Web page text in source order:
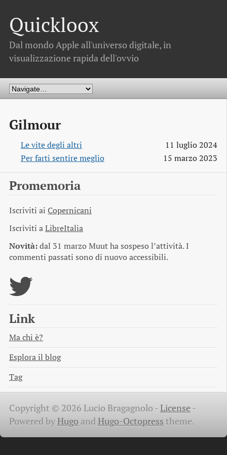
Quickloox
Dal mondo Apple all'universo digitale, in
visualizzazione rapida dell'ovvio
Gilmour
Le vite degli altri
11 luglio 2024
Per farti sentire meglio
15 marzo 2023
Promemoria
Iscriviti ai Copernicani
Iscriviti aLibreItalia
Novità:dal 31 marzo Muut ha sospeso l’attività. I
commenti passati sono di nuovo accessibili.
Link
Ma chi è?
Esplora il blog
Tag
Copyright © 2026 Lucio Bragagnolo -License -
Powered byHugo and Hugo-Octopress theme.